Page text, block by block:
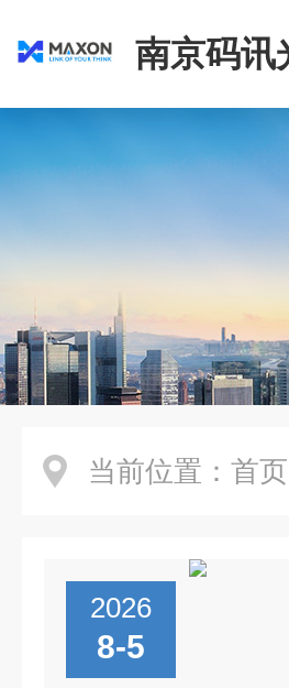
南京码讯
当前位置： 首页
2026
8-5